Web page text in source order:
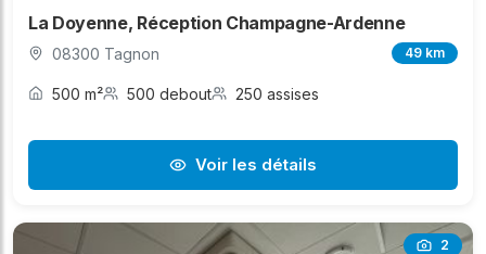
La Doyenne, Réception Champagne-Ardenne
08300 Tagnon 49 km
500 m² 500 debout 250 assises
Voir les détails
2